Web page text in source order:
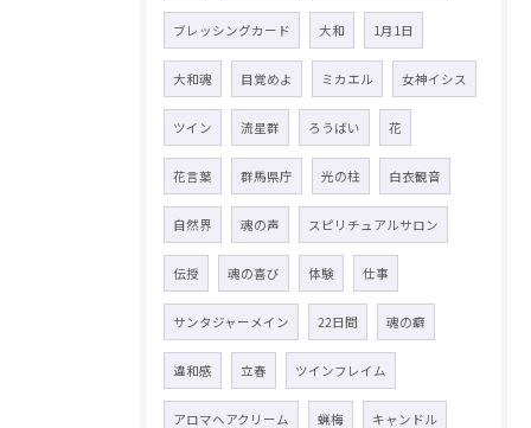
ブレッシングカード 大和 1月1日
大和魂 目覚めよ ミカエル 女神イシス
ツイン 流星群 ろうばい 花
花言葉 群馬県庁 光の柱 白衣観音
自然界 魂の声 スピリチュアルサロン
伝授 魂の喜び 体験 仕事
サンタジャーメイン 22日間 魂の癖
違和感 立春 ツインフレイム
アロマヘアクリーム 蝋梅 キャンドル